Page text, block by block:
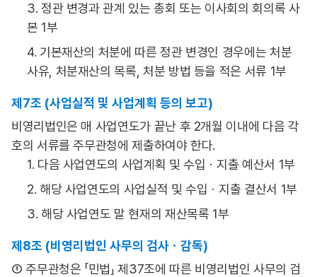
3. 정관 변경과 관계 있는 총회 또는 이사회의 회의록 사
본 1부
4. 기본재산의 처분에 따른 정관 변경인 경우에는 처분
사유, 처분재산의 목록, 처분 방법 등을 적은 서류 1부
제7조 (사업실적 및 사업계획 등의 보고)
비영리법인은 매 사업연도가 끝난 후 2개월 이내에 다음 각
호의 서류를 주무관청에 제출하여야 한다.
1. 다음 사업연도의 사업계획 및 수입ㆍ지출 예산서 1부
2. 해당 사업연도의 사업실적 및 수입ㆍ지출 결산서 1부
3. 해당 사업연도 말 현재의 재산목록 1부
제8조 (비영리법인 사무의 검사ㆍ감독)
① 주무관청은 「민법」 제37조에 따른 비영리법인 사무의 검